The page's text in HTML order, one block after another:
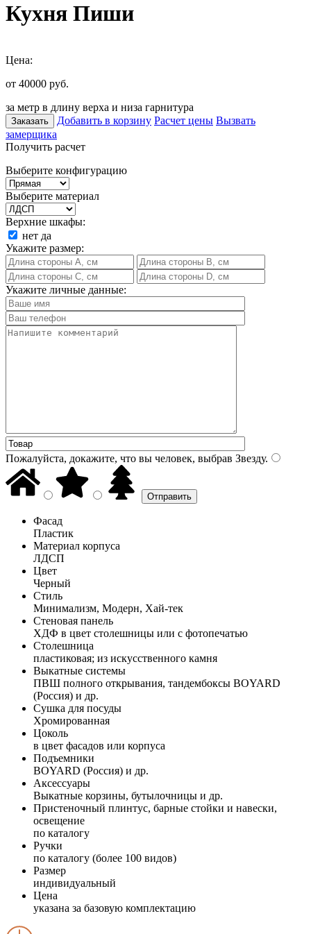
Кухня Пиши
Цена:
от 40000 руб.
за метр в длину верха и низа гарнитура
Заказать Добавить в корзину Расчет цены Вызвать
замерщика
Получить расчет
Выберите конфигурацию
Выберите материал
Верхние шкафы:
нет да
Укажите размер:
Укажите личные данные:
Пожалуйста, докажите, что вы человек, выбрав Звезду.
Фасад
Пластик
Материал корпуса
ЛДСП
Цвет
Черный
Стиль
Минимализм, Модерн, Хай-тек
Стеновая панель
ХДФ в цвет столешницы или с фотопечатью
Столешница
пластиковая; из искусственного камня
Выкатные системы
ПВШ полного открывания, тандембоксы BOYARD
(Россия) и др.
Сушка для посуды
Хромированная
Цоколь
в цвет фасадов или корпуса
Подъемники
BOYARD (Россия) и др.
Аксессуары
Выкатные корзины, бутылочницы и др.
Пристеночный плинтус, барные стойки и навески,
освещение
по каталогу
Ручки
по каталогу (более 100 видов)
Размер
индивидуальный
Цена
указана за базовую комплектацию